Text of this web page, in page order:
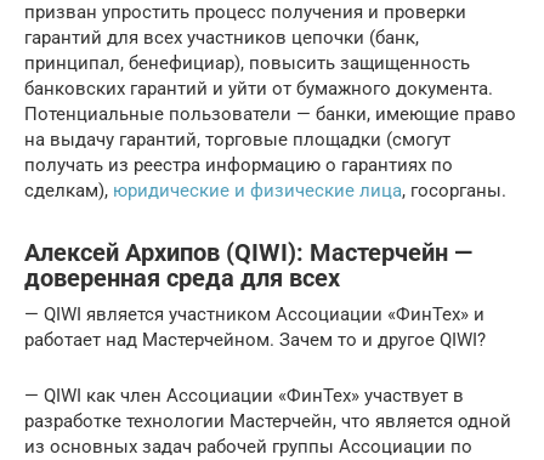
призван упростить процесс получения и проверки
гарантий для всех участников цепочки (банк,
принципал, бенефициар), повысить защищенность
банковских гарантий и уйти от бумажного документа.
Потенциальные пользователи — банки, имеющие право
на выдачу гарантий, торговые площадки (смогут
получать из реестра информацию о гарантиях по
сделкам), юридические и физические лица, госорганы.
Алексей Архипов (QIWI): Мастерчейн —
доверенная среда для всех
— QIWI является участником Ассоциации «ФинТех» и
работает над Мастерчейном. Зачем то и другое QIWI?
— QIWI как член Ассоциации «ФинТех» участвует в
разработке технологии Мастерчейн, что является одной
из основных задач рабочей группы Ассоциации по